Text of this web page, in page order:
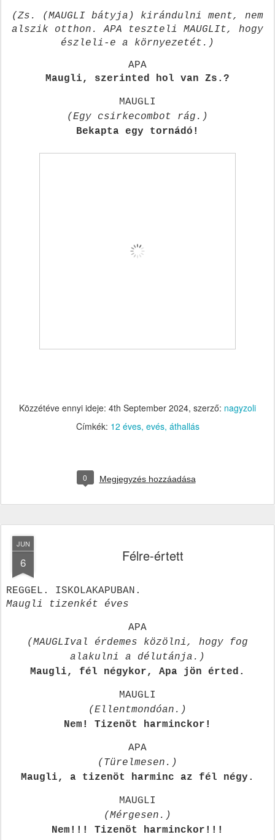
(Zs. (MAUGLI bátyja) kirándulni ment, nem
alszik otthon. APA teszteli MAUGLIt, hogy
észleli-e a környezetét.)
APA
Maugli, szerinted hol van Zs.?
MAUGLI
(Egy csirkecombot rág.)
Bekapta egy tornádó!
Közzétéve ennyi ideje: 4th September 2024, szerző: nagyzoli
Címkék: 12 éves evés áthallás
0 Megjegyzés hozzáadása
JUN
6 Félre-értett
REGGEL. ISKOLAKAPUBAN.
Maugli tizenkét éves
APA
(MAUGLIval érdemes közölni, hogy fog
alakulni a délutánja.)
Maugli, fél négykor, Apa jön érted.
MAUGLI
(Ellentmondóan.)
Nem! Tizenöt harminckor!
APA
(Türelmesen.)
Maugli, a tizenöt harminc az fél négy.
MAUGLI
(Mérgesen.)
Nem!!! Tizenöt harminckor!!!